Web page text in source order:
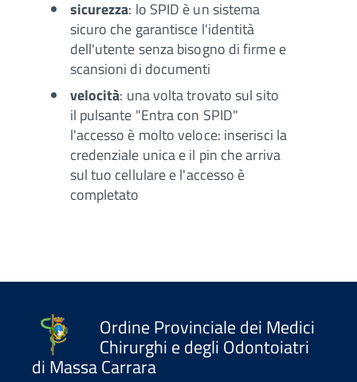
sicurezza: lo SPID è un sistema
sicuro che garantisce l'identità
dell'utente senza bisogno di firme e
scansioni di documenti
velocità: una volta trovato sul sito
il pulsante "Entra con SPID"
l'accesso è molto veloce: inserisci la
credenziale unica e il pin che arriva
sul tuo cellulare e l'accesso è
completato
Ordine Provinciale dei Medici
Chirurghi e degli Odontoiatri
di Massa Carrara